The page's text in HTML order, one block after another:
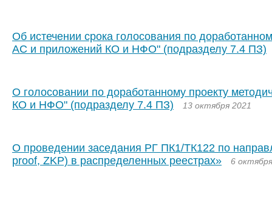
Об истечении срока голосования по
АС и приложений КО и НФО" (подразделу 7.4 ПЗ)
О голосовании по доработанному проекту
КО и НФО" (подразделу 7.4 ПЗ)
13 октября 2021
О проведении заседания РГ ПК1/ТК122 по
proof, ZKP) в распределенных реестрах»
6